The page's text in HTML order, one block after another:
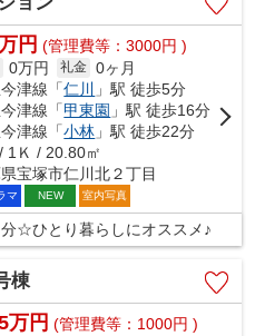
円 (管理費等：3000円 )
0万円 礼金 0ヶ月
津線「仁川 」駅 徒歩5分
津線「甲東園 」駅 徒歩16分
津線「小林 」駅 徒歩22分
1Ｋ / 20.80㎡
宝塚市仁川北２丁目
マ NEW 室内写真
☆ひとり暮らしにオススメ♪
棟
万円 (管理費等：1000円 )